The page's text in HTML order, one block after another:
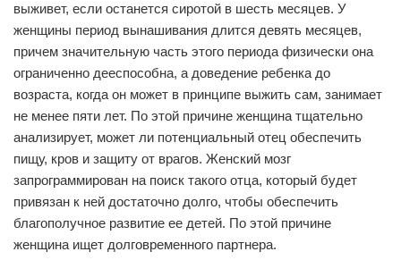
выживет, если останется сиротой в шесть месяцев. У
женщины период вынашивания длится девять месяцев,
причем значительную часть этого периода физически она
ограниченно дееспособна, а доведение ребенка до
возраста, когда он может в принципе выжить сам, занимает
не менее пяти лет. По этой причине женщина тщательно
анализирует, может ли потенциальный отец обеспечить
пищу, кров и защиту от врагов. Женский мозг
запрограммирован на поиск такого отца, который будет
привязан к ней достаточно долго, чтобы обеспечить
благополучное развитие ее детей. По этой причине
женщина ищет долговременного партнера.